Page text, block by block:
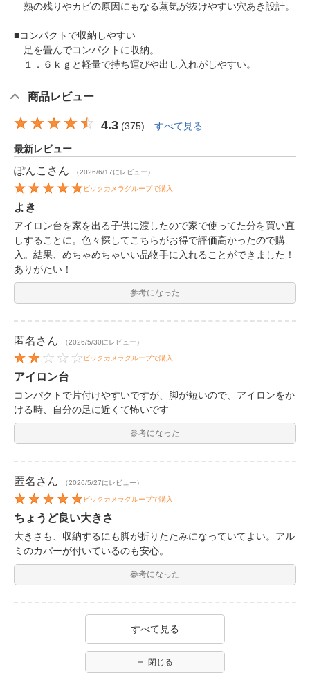
熱の残りやカビの原因にもなる蒸気が抜けやすい穴あき設計。
■コンパクトで収納しやすい
足を畳んでコンパクトに収納。
１．６ｋｇと軽量で持ち運びや出し入れがしやすい。
商品レビュー
4.3 (375) すべて見る
最新レビュー
ぽんこ さん （2026/6/17にレビュー）
ビックカメラグループで購入
よき
アイロン台を家を出る子供に渡したので家で使ってた分を買い直
しすることに。色々探してこちらがお得で評価高かったので購
入。結果、めちゃめちゃいい品物手に入れることができました！
ありがたい！
参考になった
匿名 さん （2026/5/30にレビュー）
ビックカメラグループで購入
アイロン台
コンパクトで片付けやすいですが、脚が短いので、アイロンをか
ける時、自分の足に近くて怖いです
参考になった
匿名 さん （2026/5/27にレビュー）
ビックカメラグループで購入
ちょうど良い大きさ
大きさも、収納するにも脚が折りたたみになっていてよい。アル
ミのカバーが付いているのも安心。
参考になった
すべて見る
閉じる